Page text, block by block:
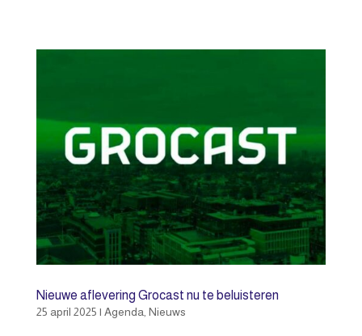
Nieuwe aflevering Grocast nu te beluisteren
25 april 2025 | Agenda, Nieuws